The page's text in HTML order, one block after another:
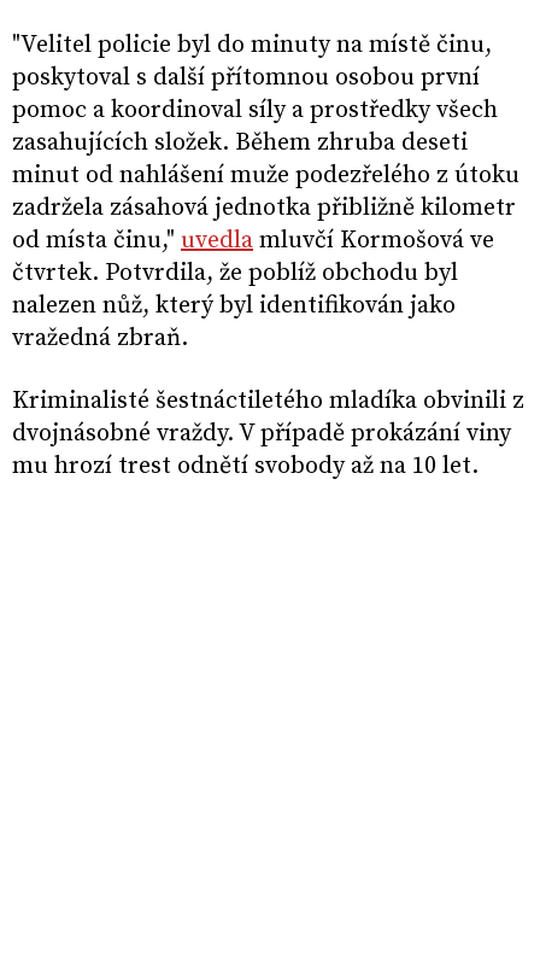
"Velitel policie byl do minuty na místě činu,
poskytoval s další přítomnou osobou první
pomoc a koordinoval síly a prostředky všech
zasahujících složek. Během zhruba deseti
minut od nahlášení muže podezřelého z útoku
zadržela zásahová jednotka přibližně kilometr
od místa činu," uvedla mluvčí Kormošová ve
čtvrtek. Potvrdila, že poblíž obchodu byl
nalezen nůž, který byl identifikován jako
vražedná zbraň.
Kriminalisté šestnáctiletého mladíka obvinili z
dvojnásobné vraždy. V případě prokázání viny
mu hrozí trest odnětí svobody až na 10 let.